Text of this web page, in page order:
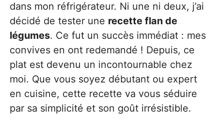
dans mon réfrigérateur. Ni une ni deux, j’ai
décidé de tester une recette flan de
légumes. Ce fut un succès immédiat : mes
convives en ont redemandé ! Depuis, ce
plat est devenu un incontournable chez
moi. Que vous soyez débutant ou expert
en cuisine, cette recette va vous séduire
par sa simplicité et son goût irrésistible.